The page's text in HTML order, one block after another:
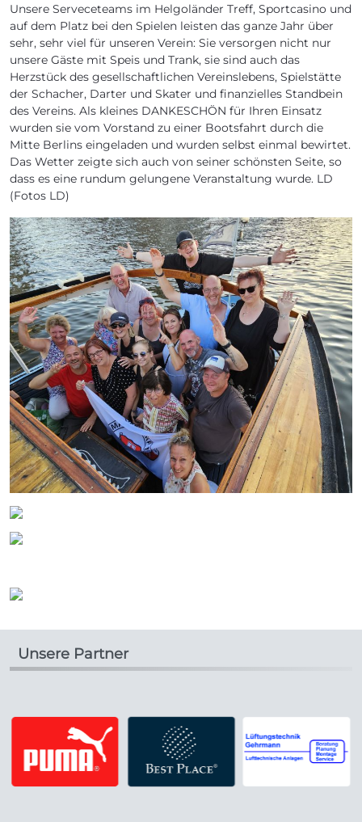
Unsere Serveceteams im Helgoländer Treff, Sportcasino und
auf dem Platz bei den Spielen leisten das ganze Jahr über
sehr, sehr viel für unseren Verein: Sie versorgen nicht nur
unsere Gäste mit Speis und Trank, sie sind auch das
Herzstück des gesellschaftlichen Vereinslebens, Spielstätte
der Schacher, Darter und Skater und finanzielles Standbein
des Vereins. Als kleines DANKESCHÖN für Ihren Einsatz
wurden sie vom Vorstand zu einer Bootsfahrt durch die
Mitte Berlins eingeladen und wurden selbst einmal bewirtet.
Das Wetter zeigte sich auch von seiner schönsten Seite, so
dass es eine rundum gelungene Veranstaltung wurde. LD
(Fotos LD)
Unsere Partner